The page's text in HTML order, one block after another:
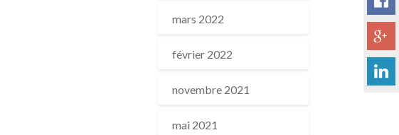
mars 2022
février 2022
novembre 2021
mai 2021